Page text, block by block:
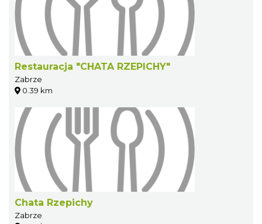
Restauracja "CHATA RZEPICHY"
Zabrze
0.39 km
Chata Rzepichy
Zabrze